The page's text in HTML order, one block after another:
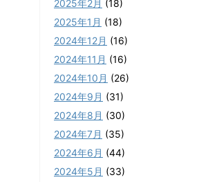
2025年2月 (18)
2025年1月 (18)
2024年12月 (16)
2024年11月 (16)
2024年10月 (26)
2024年9月 (31)
2024年8月 (30)
2024年7月 (35)
2024年6月 (44)
2024年5月 (33)